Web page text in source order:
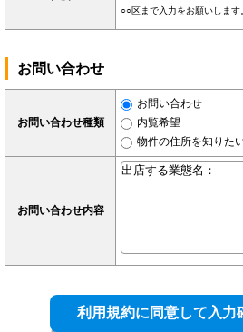
○○区まで入力をお願いしま
お問い合わせ
お問い合わせ種類
お問い合わせ
内覧希望
物件の住所を知りた
お問い合わせ内容